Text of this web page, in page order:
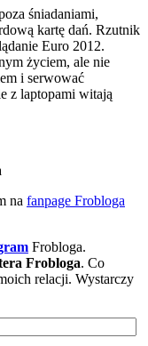
śniadaniami,
kartę dań. Rzutnik
Euro 2012.
życiem, ale nie
i serwować
z laptopami witają
na fanpage Frobloga
Frobloga.
Frobloga. Co
relacji. Wystarczy